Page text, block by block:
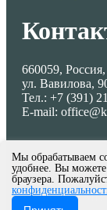
660059,
ул. Вавилова,
Тел.: +7 (391)
E-mail:
© МКУ КИМЦ
Мы обрабатываем
удобнее. Вы можете
браузера.